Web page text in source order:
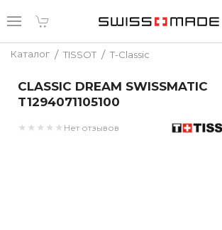
Каталог / TISSOT / T-Classic
CLASSIC DREAM SWISSMATIC
T1294071105100
★ ★ ★ ★ ★ Нет отзывов